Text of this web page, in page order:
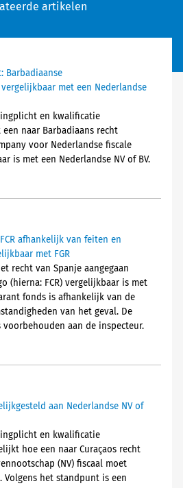
artikelen
Barbadiaanse
met een Nederlandse
en kwalificatie
naar Barbadiaans recht
voor Nederlandse fiscale
is met een Nederlandse NV of BV.
afhankelijk van feiten en
met FGR
recht van Spanje aangegaan
(hierna: FCR) vergelijkbaar is met
fonds is afhankelijk van de
van het geval. De
aan de inspecteur.
aan Nederlandse NV of
en kwalificatie
hoe een naar Curaçaos recht
(NV) fiscaal moet
Volgens het standpunt is een